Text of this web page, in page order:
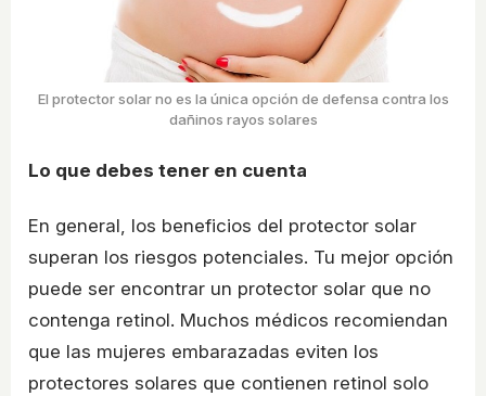
El protector solar no es la única opción de defensa contra los
dañinos rayos solares
Lo que debes tener en cuenta
En general, los beneficios del protector solar
superan los riesgos potenciales. Tu mejor opción
puede ser encontrar un protector solar que no
contenga retinol. Muchos médicos recomiendan
que las mujeres embarazadas eviten los
protectores solares que contienen retinol solo